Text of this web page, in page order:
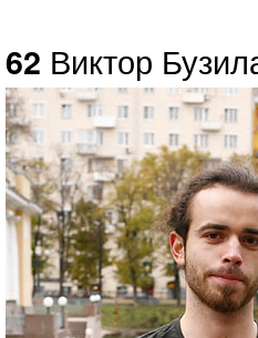
62 Виктор